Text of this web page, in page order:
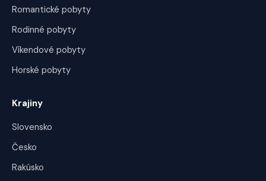
Romantické pobyty
Rodinné pobyty
Víkendové pobyty
Horské pobyty
Krajiny
Slovensko
Česko
Rakúsko